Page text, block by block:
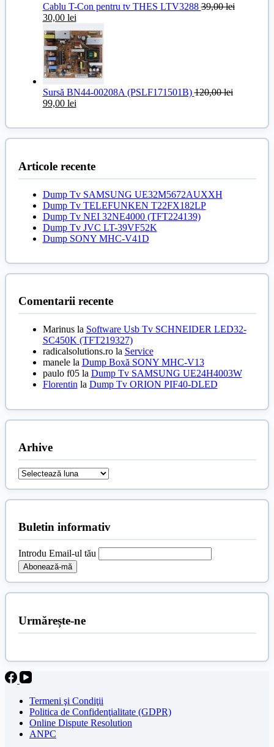
Cablu T-Con pentru tv THES LTV328839,00lei
Prețul
inițial
a
fost:
39,00 lei.
30,00 leiPrețul
curent
este:
30,00 lei.
Sursă BN44-00208A (PSLF171501B)120,00lei
Prețul
fost:
99,00 leiPrețul
99,00 lei.
Articole recente
Dump Tv SAMSUNG UE32M5672AUXXH
Dump Tv TELEFUNKEN T22FX182LP
Dump Tv NEI 32NE4000 (TFT224139)
Dump Tv JVC LT-39VF52K
Dump SONY MHC-V41D
Comentarii recente
Marinusla Software Usb Tv SCHNEIDER LED32-
SC450K (TFT219327)
radicalsolutions.rola Service
manelela Dump Boxă SONY MHC-V13
paulo f05la Dump Tv SAMSUNG UE24H4003W
Florentinla Dump Tv ORION PIF40-DLED
Arhive
Arhive
Buletin informativ
Introdu Email-ul tău
Urmărește-ne
Termeni şi Condiţii
Politica de Confidenţialitate (GDPR)
Online Dispute Resolution
ANPC